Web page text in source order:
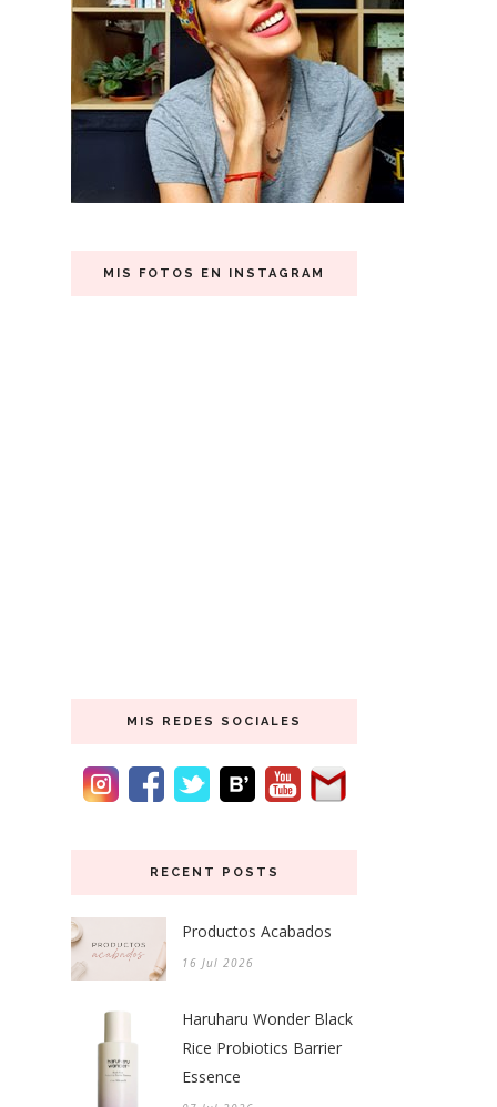
MIS FOTOS EN INSTAGRAM
MIS REDES SOCIALES
RECENT POSTS
Productos Acabados
16 Jul 2026
Haruharu Wonder Black
Rice Probiotics Barrier
Essence